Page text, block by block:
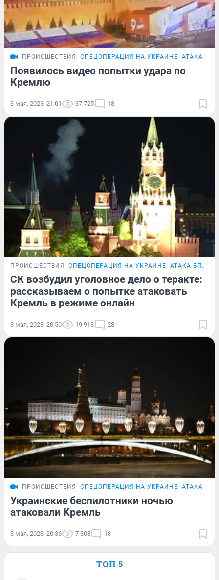
ПРОИСШЕСТВИЯ СПЕЦОПЕРАЦИЯ НА УКРАИНЕ АТАКА
Появилось видео попытки удара по
Кремлю
3 мая, 2023, 21:01 37 725 18
ПРОИСШЕСТВИЯ СПЕЦОПЕРАЦИЯ НА УКРАИНЕ АТАКА БПЛА
СК возбудил уголовное дело о теракте:
рассказываем о попытке атаковать
Кремль в режиме онлайн
3 мая, 2023, 20:50 19 913 28
ПРОИСШЕСТВИЯ СПЕЦОПЕРАЦИЯ НА УКРАИНЕ АТАКА
Украинские беспилотники ночью
атаковали Кремль
3 мая, 2023, 20:36 7 303 18
ТОП 5